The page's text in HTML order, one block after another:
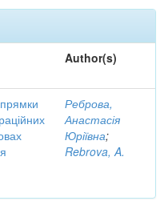
Author(s)
Реброва,
Анастасія
Юріївна;
Rebrova, A.